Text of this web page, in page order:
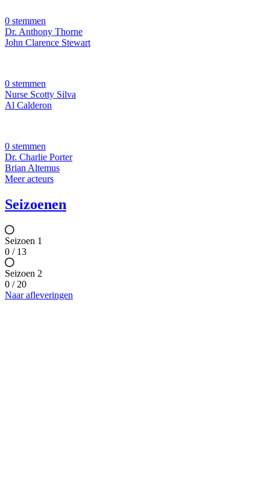
0 stemmen
Dr. Anthony Thorne
John Clarence Stewart
0 stemmen
Nurse Scotty Silva
Al Calderon
0 stemmen
Dr. Charlie Porter
Brian Altemus
Meer acteurs
Seizoenen
Seizoen 1
0 / 13
Seizoen 2
0 / 20
Naar afleveringen